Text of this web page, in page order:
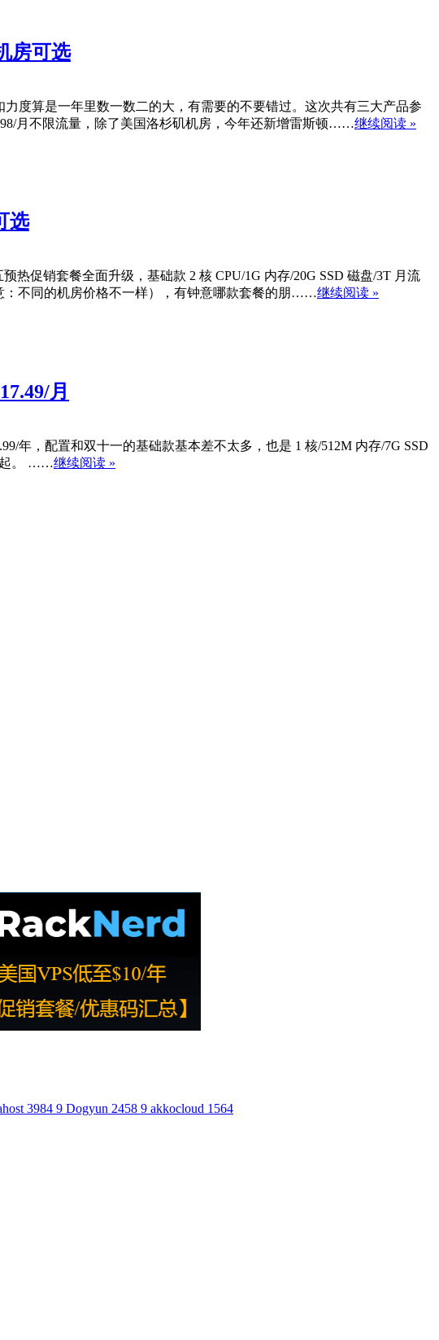
房可选
度算是一年里数一数二的大，有需要的不要错过。这次共有三大产品参
月不限流量，除了美国洛杉矶机房，今年还新增雷斯顿……继续阅读 »
选
热促销套餐全面升级，基础款 2 核 CPU/1G 内存/20G SSD 磁盘/3T 月流
：不同的机房价格不一样），有钟意哪款套餐的朋……继续阅读 »
月
年，配置和双十一的基础款基本差不太多，也是 1 核/512M 内存/7G SSD
起。 ……继续阅读 »
3984 9 Dogyun 2458 9 akkocloud 1564